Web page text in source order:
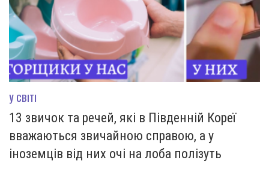
У СВІТІ
13 звичок та речей, які в Південній Кореї
вважаються звичайною справою, а у
іноземців від них очі на лоба полізуть